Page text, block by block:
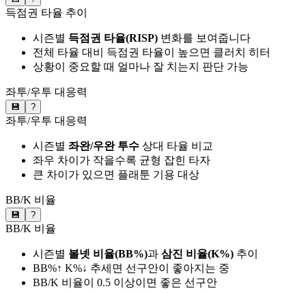
득점권 타율 추이
시즌별 득점권 타율(RISP) 변화를 보여줍니다
전체 타율 대비 득점권 타율이 높으면 클러치 히터
상황이 중요할 때 얼마나 잘 치는지 판단 가능
좌투/우투 대응력
💾 ?
좌투/우투 대응력
시즌별 좌완/우완 투수 상대 타율 비교
좌우 차이가 작을수록 균형 잡힌 타자
큰 차이가 있으면 플래툰 기용 대상
BB/K 비율
💾 ?
BB/K 비율
시즌별 볼넷 비율(BB%)과 삼진 비율(K%) 추이
BB%↑ K%↓ 추세면 선구안이 좋아지는 중
BB/K 비율이 0.5 이상이면 좋은 선구안